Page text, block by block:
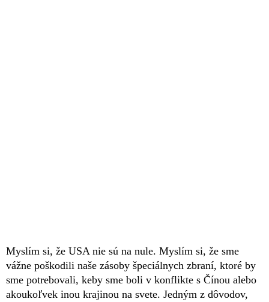
Myslím si, že USA nie sú na nule. Myslím si, že sme
vážne poškodili naše zásoby špeciálnych zbraní, ktoré by
sme potrebovali, keby sme boli v konflikte s Čínou alebo
akoukoľvek inou krajinou na svete. Jedným z dôvodov,